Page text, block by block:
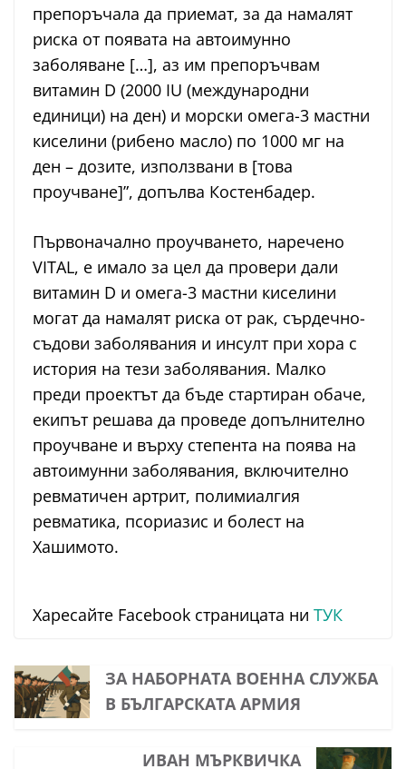
препоръчала да приемат, за да намалят
риска от появата на автоимунно
заболяване […], аз им препоръчвам
витамин D (2000 IU (международни
единици) на ден) и морски омега-3 мастни
киселини (рибено масло) по 1000 мг на
ден – дозите, използвани в [това
проучване]”, допълва Костенбадер.
Първоначално проучването, наречено
VITAL, е имало за цел да провери дали
витамин D и омега-3 мастни киселини
могат да намалят риска от рак, сърдечно-
съдови заболявания и инсулт при хора с
история на тези заболявания. Малко
преди проектът да бъде стартиран обаче,
екипът решава да проведе допълнително
проучване и върху степента на поява на
автоимунни заболявания, включително
ревматичен артрит, полимиалгия
ревматика, псориазис и болест на
Хашимото.
Харесайте Facebook страницата ни ТУК
ЗА НАБОРНАТА ВОЕННА СЛУЖБА
В БЪЛГАРСКАТА АРМИЯ
ИВАН МЪРКВИЧКА